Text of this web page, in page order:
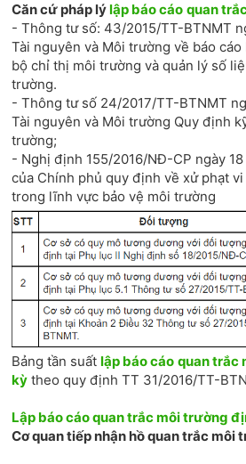
Căn cứ pháp lýlập báo cáo quan
- Thông tư số: 43/2015/TT-BTNMT
Tài nguyên và Môi trường về báo
bộ chỉ thị môi trường và quản lý số
trường.
- Thông tư số 24/2017/TT-BTNMT
Tài nguyên và Môi trường Quy định
trường;
- Nghị định 155/2016/NĐ-CP ngày 18
của Chính phủ quy định về xử phạt
trong lĩnh vực bảo vệ môi trường
Bảng tần suấtlập báo cáo quan trắc
kỳ theo quy định TT 31/2016/TT-BTN
Lập báo cáo quan trắc môi trường
Cơ quan tiếp nhận hồ quan trắc môi